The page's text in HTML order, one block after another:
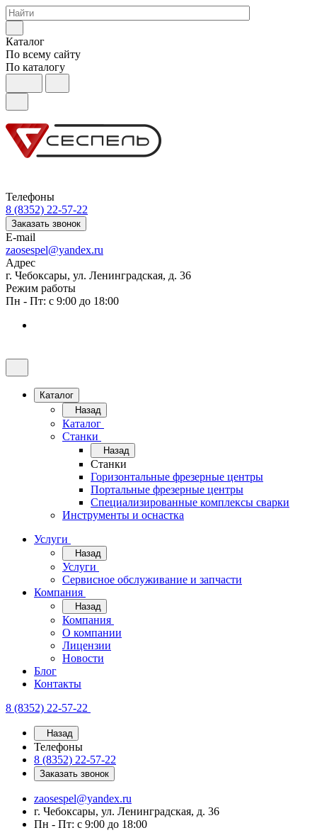
Каталог
По всему сайту
По каталогу
Телефоны
8 (8352) 22-57-22
Заказать звонок
E-mail
zaosespel@yandex.ru
Адрес
г. Чебоксары, ул. Ленинградская, д. 36
Режим работы
Пн - Пт: с 9:00 до 18:00
Каталог
Назад
Каталог
Станки
Назад
Станки
Горизонтальные фрезерные центры
Портальные фрезерные центры
Специализированные комплексы сварки
Инструменты и оснастка
Услуги
Назад
Услуги
Сервисное обслуживание и запчасти
Компания
Назад
Компания
О компании
Лицензии
Новости
Блог
Контакты
8 (8352) 22-57-22
Назад
Телефоны
8 (8352) 22-57-22
Заказать звонок
zaosespel@yandex.ru
г. Чебоксары, ул. Ленинградская, д. 36
Пн - Пт: с 9:00 до 18:00